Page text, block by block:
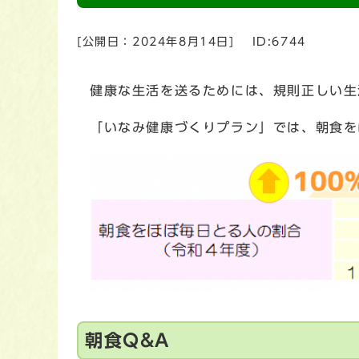
[公開日： 2024年8月14日 ID:6744
健康な生活を送るためには、規則正しい
「いなみ健康づくりプラン」では、朝
朝食Q&A